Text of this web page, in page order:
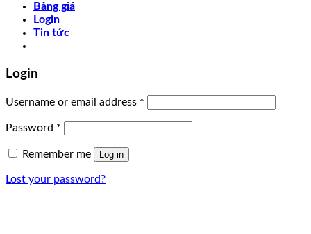
Bảng giá
Login
Tin tức
Login
Username or email address *
Password *
Remember me Log in
Lost your password?